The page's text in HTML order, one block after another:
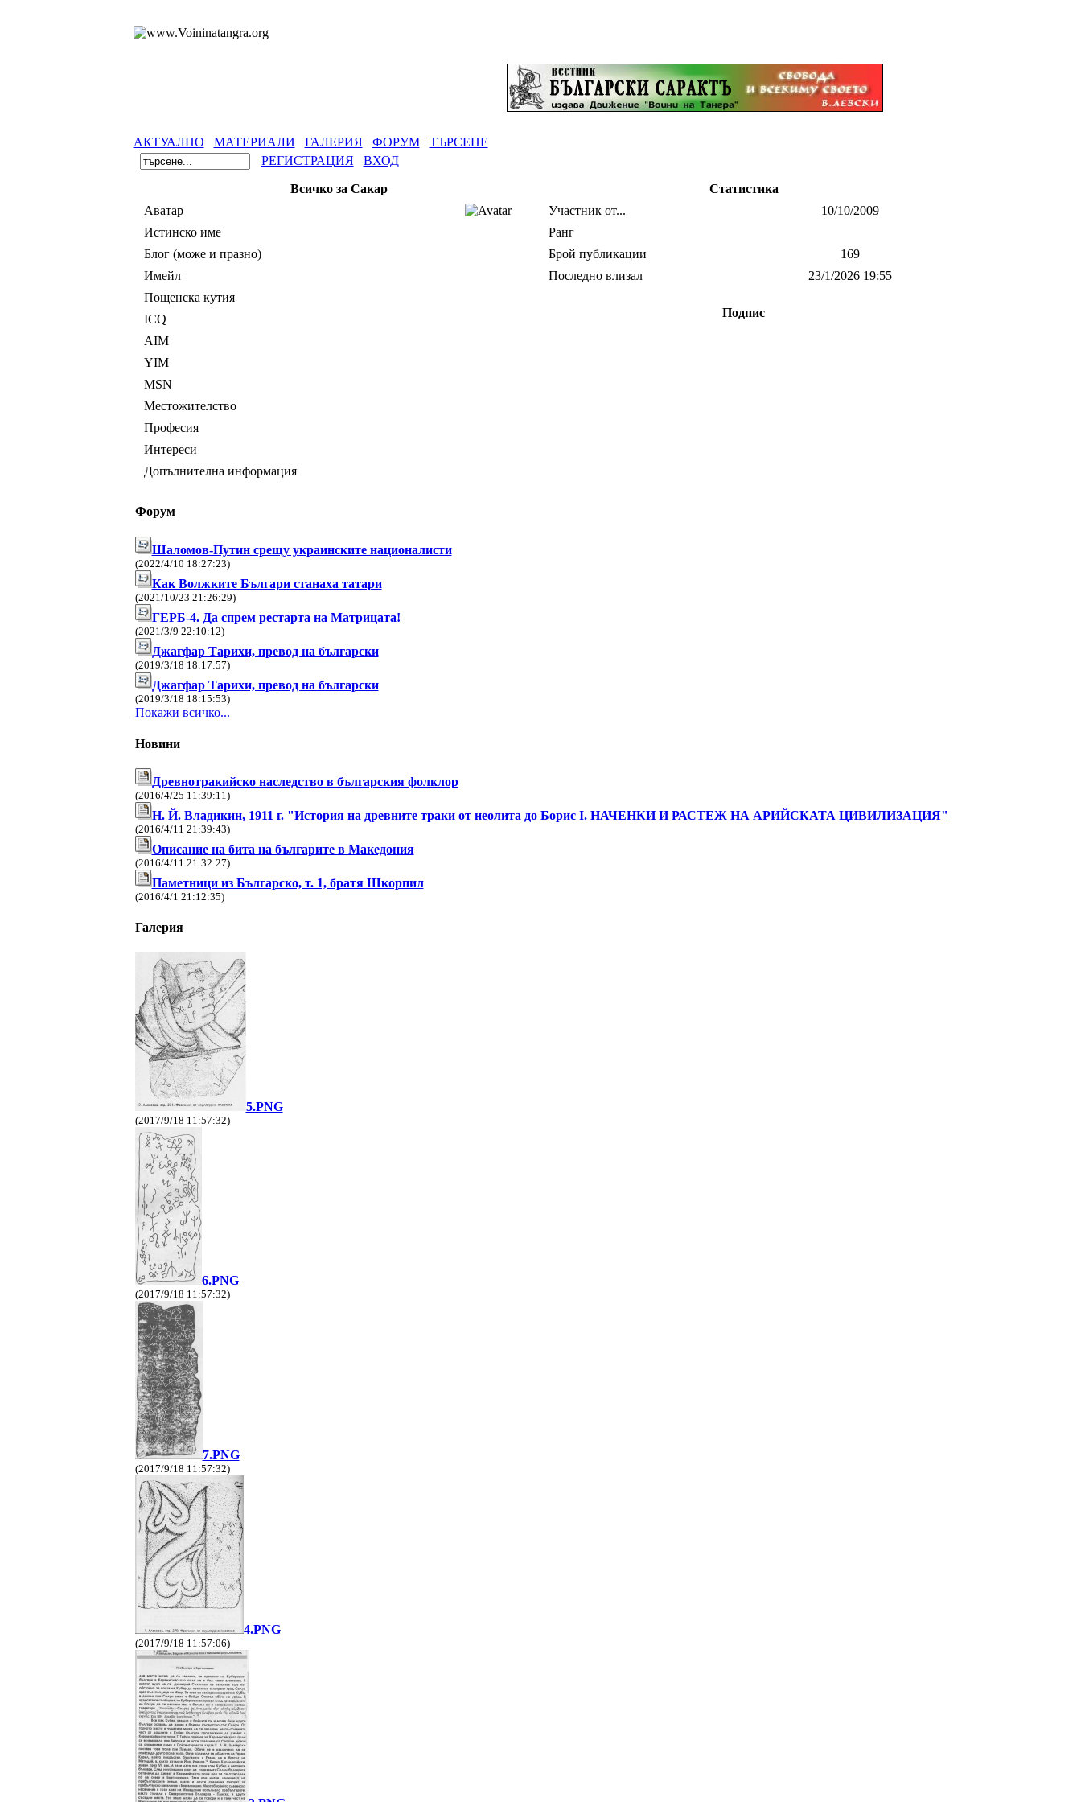
АКТУАЛНО МАТЕРИАЛИ ГАЛЕРИЯ ФОРУМ
ТЪРСЕНЕ
РЕГИСТРАЦИЯ
ВХОД
Всичко за Сакар
Аватар
Истинско име
Блог (може и празно)
Имейл
Пощенска кутия
ICQ
AIM
YIM
MSN
Местожителство
Професия
Интереси
Допълнителна информация
Статистика
Участник от...
10/10/2009
Ранг
Брой публикации
169
Последно влизал
23/1/2026 19:55
Подпис
Форум
Шаломов-Путин срещу украинските националисти
(2022/4/10 18:27:23)
Как Волжките Българи станаха татари
(2021/10/23 21:26:29)
ГЕРБ-4. Да спрем рестарта на Матрицата!
(2021/3/9 22:10:12)
Джагфар Тарихи, превод на български
(2019/3/18 18:17:57)
Джагфар Тарихи, превод на български
(2019/3/18 18:15:53)
Покажи всичко...
Новини
Древнотракийско наследство в българския фолклор
(2016/4/25 11:39:11)
Н. Й. Владикин, 1911 г. "История на древните траки от неолита до Борис I. НАЧЕНКИ И РАСТЕЖ НА АРИЙСКАТА ЦИВИЛИЗАЦИЯ"
(2016/4/11 21:39:43)
Описание на бита на българите в Македония
(2016/4/11 21:32:27)
Паметници из Българско, т. 1, братя Шкорпил
(2016/4/1 21:12:35)
Галерия
5.PNG
(2017/9/18 11:57:32)
6.PNG
(2017/9/18 11:57:32)
7.PNG
(2017/9/18 11:57:32)
4.PNG
(2017/9/18 11:57:06)